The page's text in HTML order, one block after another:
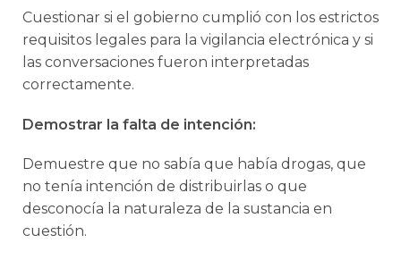
Cuestionar si el gobierno cumplió con los estrictos
requisitos legales para la vigilancia electrónica y si
las conversaciones fueron interpretadas
correctamente.
Demostrar la falta de intención:
Demuestre que no sabía que había drogas, que
no tenía intención de distribuirlas o que
desconocía la naturaleza de la sustancia en
cuestión.